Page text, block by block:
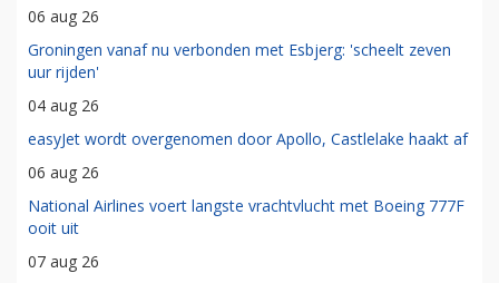
06 aug 26
Groningen vanaf nu verbonden met Esbjerg: 'scheelt zeven
uur rijden'
04 aug 26
easyJet wordt overgenomen door Apollo, Castlelake haakt af
06 aug 26
National Airlines voert langste vrachtvlucht met Boeing 777F
ooit uit
07 aug 26